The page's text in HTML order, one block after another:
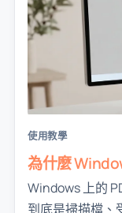
使用教學
為什麼
Windows 上的
到底是掃描檔、